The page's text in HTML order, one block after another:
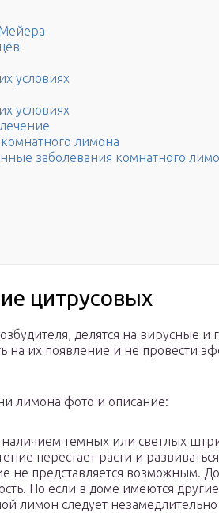
условиях
условиях
лимона
заболевания комнатного
цитрусовых
делятся на вирусные и
на их появление и не провести
лимона фото и описание:
наличием темных или светлых
перестает расти и
не представляется возможным.
Но если в доме имеются
лимон следует